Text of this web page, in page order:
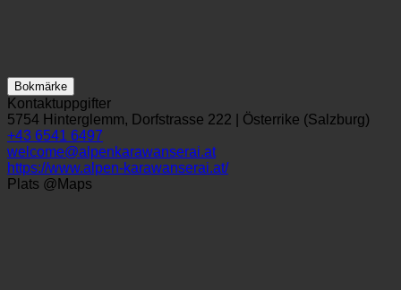
Bokmärke
Kontaktuppgifter
5754 Hinterglemm, Dorfstrasse 222 | Österrike (Salzburg)
+43 6541 6497
welcome@alpenkarawanserai.at